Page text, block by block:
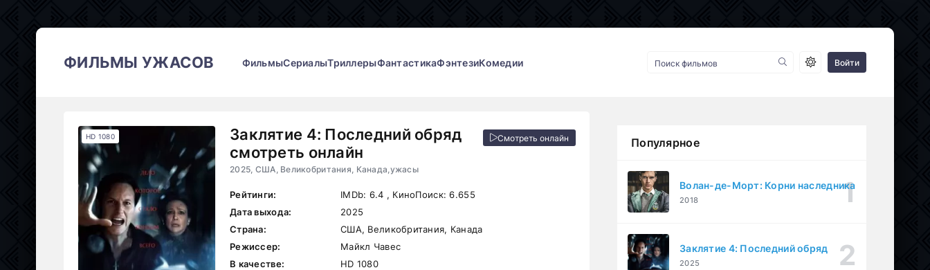
ФИЛЬМЫ УЖАСОВ ФильмыСериалыТриллерыФантастикаФэнтезиКомедии Войти
Заклятие 4: Последний обряд
смотреть онлайн
2025, США, Великобритания, Канада,ужасы
Смотреть онлайн
HD 1080
Рейтинги: IMDb: 6.4 , КиноПоиск:6.655
Дата выхода:
2025
Страна:
США, Великобритания, Канада
Режиссер:
Майкл Чавес
В качестве:
HD 1080
Популярное
Волан-де-Морт: Корни наследника
2018
Заклятие 4: Последний обряд
2025